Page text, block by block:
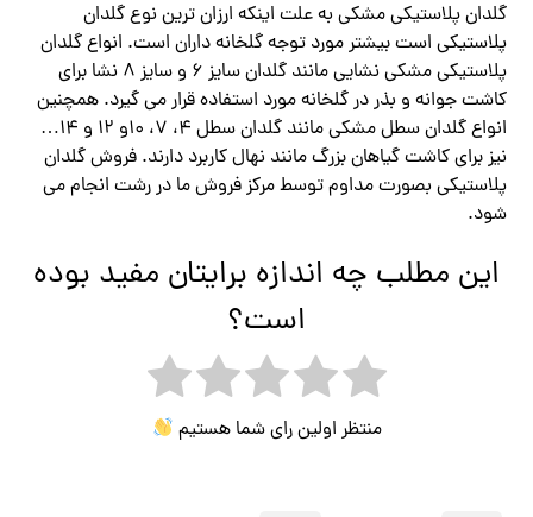
گلدان پلاستیکی مشکی به علت اینکه ارزان ترین نوع گلدان
پلاستیکی است بیشتر مورد توجه گلخانه داران است. انواع گلدان
پلاستیکی مشکی نشایی مانند گلدان سایز 6 و سایز 8 نشا برای
کاشت جوانه و بذر در گلخانه مورد استفاده قرار می گیرد. همچنین
انواع گلدان سطل مشکی مانند گلدان سطل 4، 7، 10و 12 و 14…
نیز برای کاشت گیاهان بزرگ مانند نهال کاربرد دارند. فروش گلدان
پلاستیکی بصورت مداوم توسط مرکز فروش ما در رشت انجام می
شود.
این مطلب چه اندازه برایتان مفید بوده
است؟
منتظر اولین رای شما هستیم